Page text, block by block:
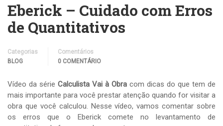
Eberick – Cuidado com Erros
de Quantitativos
Categorias
BLOG
Comentários
0 COMENTÁRIO
Vídeo da série Calculista Vai à Obra com dicas do que tem de
mais importante para você prestar atenção quando for visitar a
obra que você calculou. Nesse vídeo, vamos comentar sobre
os erros que o Eberick comete no levantamento de